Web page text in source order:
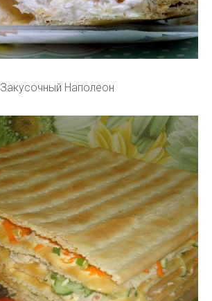
Закусочный Наполеон